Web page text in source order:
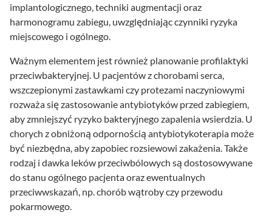
implantologicznego, techniki augmentacji oraz
harmonogramu zabiegu, uwzględniając czynniki ryzyka
miejscowego i ogólnego.
Ważnym elementem jest również planowanie profilaktyki
przeciwbakteryjnej. U pacjentów z chorobami serca,
wszczepionymi zastawkami czy protezami naczyniowymi
rozważa się zastosowanie antybiotyków przed zabiegiem,
aby zmniejszyć ryzyko bakteryjnego zapalenia wsierdzia. U
chorych z obniżoną odpornością antybiotykoterapia może
być niezbędna, aby zapobiec rozsiewowi zakażenia. Także
rodzaj i dawka leków przeciwbólowych są dostosowywane
do stanu ogólnego pacjenta oraz ewentualnych
przeciwwskazań, np. chorób wątroby czy przewodu
pokarmowego.